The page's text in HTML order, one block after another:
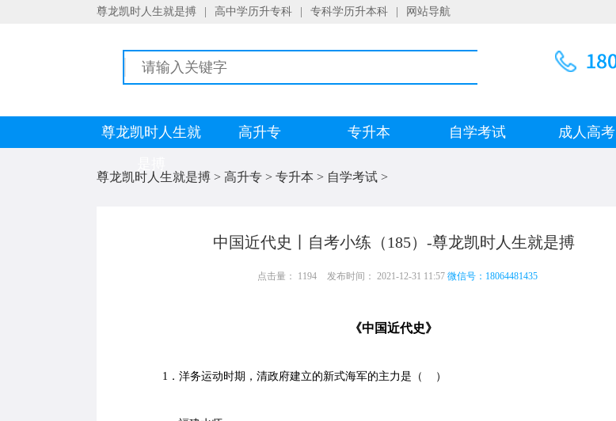
尊龙凯时人生就是搏 高中学历升专科 专科学历升本科 网站导航
尊龙凯时人生就
高升专 专升本 自学考试 成人高考
尊龙凯时人生就是搏 > 高升专 > 专升本 > 自学考试 >
中国近代史丨自考小练（185）-尊龙凯时人生就是搏
点击量： 1194 发布时间： 2021-12-31 11:57 微信号：18064481435
《中国近代史》
1．洋务运动时期，清政府建立的新式海军的主力是（ ）